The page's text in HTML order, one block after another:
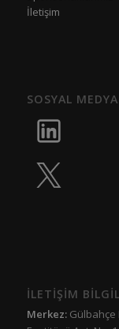
İletişim
SOSYAL MEDYA
İLETİŞİM
Merkez:Gülbahçe